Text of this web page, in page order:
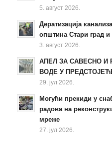
5. август 2026.
Дератизација
општина Стари град и
3. август 2026.
АПЕЛ ЗА САВЕСНО
ВОДЕ У
29. јул 2026.
Могући прекиди у
радова на
мреже
27. јул 2026.